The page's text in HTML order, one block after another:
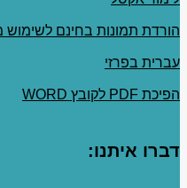
הורדת תמונות בחינם לשימוש
עברית בפרזי
הפיכת PDF לקובץ WORD
דברו איתנו: